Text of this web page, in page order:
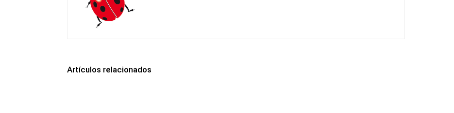
Artículos relacionados